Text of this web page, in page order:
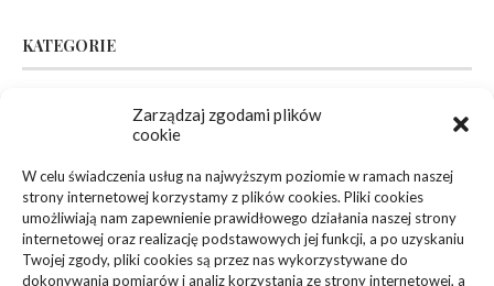
Zarządzaj zgodami plików
cookie
W celu świadczenia usług na najwyższym poziomie w ramach naszej
strony internetowej korzystamy z plików cookies. Pliki cookies
umożliwiają nam zapewnienie prawidłowego działania naszej strony
internetowej oraz realizację podstawowych jej funkcji, a po uzyskaniu
Twojej zgody, pliki cookies są przez nas wykorzystywane do
dokonywania pomiarów i analiz korzystania ze strony internetowej, a
KATEGORIE
(94)
Dom, Ogród
Zdrowie, Medycyna